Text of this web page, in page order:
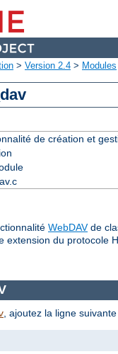
> Version 2.4 > Modules
de création et
WebDAVde
extension du protocole
, ajoutez la ligne